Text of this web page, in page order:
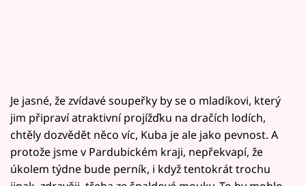
Je jasné, že zvídavé soupeřky by se o mladíkovi, který
jim připraví atraktivní projížďku na dračích lodích,
chtěly dozvědět něco víc, Kuba je ale jako pevnost. A
protože jsme v Pardubickém kraji, nepřekvapí, že
úkolem týdne bude perník, i když tentokrát trochu